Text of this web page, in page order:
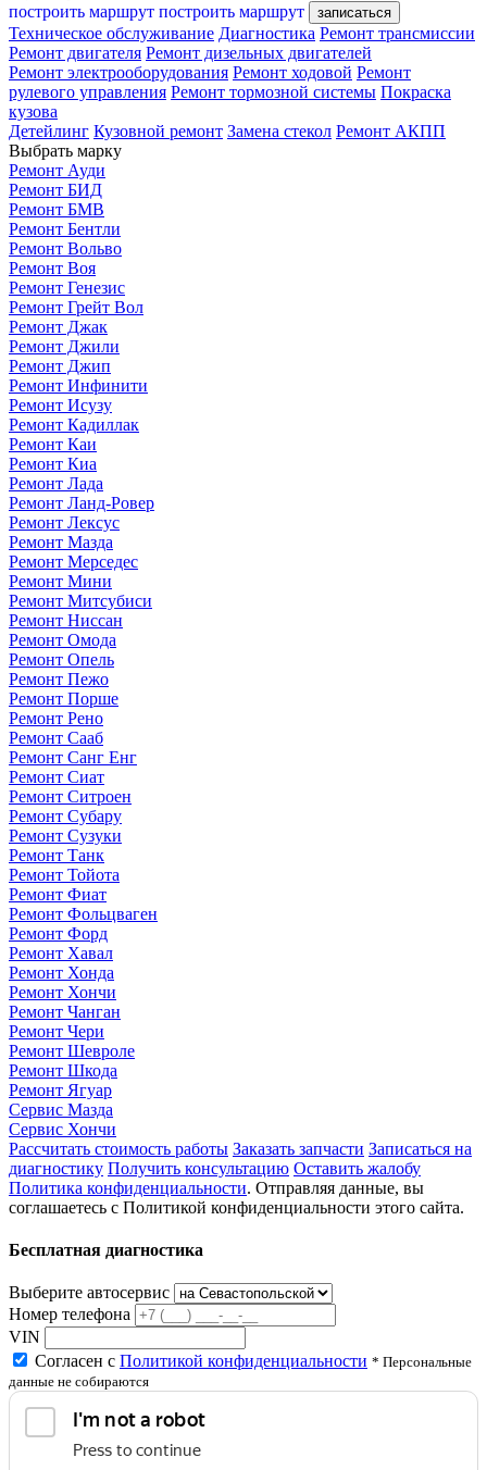
построить маршрут построить маршрут записаться
Техническое обслуживание Диагностика Ремонт трансмиссии
Ремонт двигателя Ремонт дизельных двигателей
Ремонт электрооборудования Ремонт ходовой Ремонт
рулевого управления Ремонт тормозной системы Покраска
кузова
Детейлинг Кузовной ремонт Замена стекол Ремонт АКПП
Выбрать марку
Ремонт Ауди
Ремонт БИД
Ремонт БМВ
Ремонт Бентли
Ремонт Вольво
Ремонт Воя
Ремонт Генезис
Ремонт Грейт Вол
Ремонт Джак
Ремонт Джили
Ремонт Джип
Ремонт Инфинити
Ремонт Исузу
Ремонт Кадиллак
Ремонт Каи
Ремонт Киа
Ремонт Лада
Ремонт Ланд-Ровер
Ремонт Лексус
Ремонт Мазда
Ремонт Мерседес
Ремонт Мини
Ремонт Митсубиси
Ремонт Ниссан
Ремонт Омода
Ремонт Опель
Ремонт Пежо
Ремонт Порше
Ремонт Рено
Ремонт Сааб
Ремонт Санг Енг
Ремонт Сиат
Ремонт Ситроен
Ремонт Субару
Ремонт Сузуки
Ремонт Танк
Ремонт Тойота
Ремонт Фиат
Ремонт Фольцваген
Ремонт Форд
Ремонт Хавал
Ремонт Хонда
Ремонт Хончи
Ремонт Чанган
Ремонт Чери
Ремонт Шевроле
Ремонт Шкода
Ремонт Ягуар
Сервис Мазда
Сервис Хончи
Рассчитать стоимость работы Заказать запчасти Записаться на
диагностику Получить консультацию Оставить жалобу
Политика конфиденциальности. Отправляя данные, вы
соглашаетесь с Политикой конфиденциальности этого сайта.
Бесплатная диагностика
Выберите автосервис
Номер телефона
VIN
Согласен с Политикой конфиденциальности * Персональные
данные не собираются